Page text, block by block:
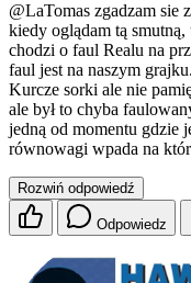
@LaTomas zgadzam sie
kiedy oglądam tą
chodzi o faul Realu na
faul jest na naszym
Kurcze sorki ale nie
ale był to chyba
jedną od momentu gdzie
równowagi wpada na
Rozwiń odpowiedź
Odpowiedz